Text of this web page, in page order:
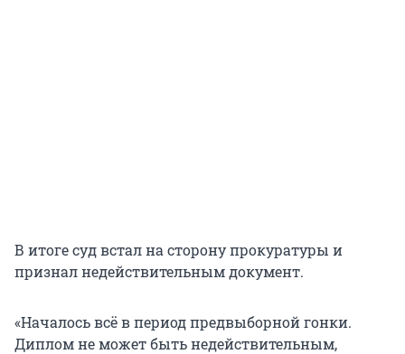
В итоге суд встал на сторону прокуратуры и
признал недействительным документ.
«Началось всё в период предвыборной гонки.
Диплом не может быть недействительным,